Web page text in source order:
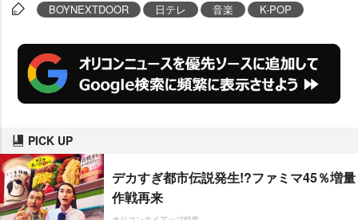
BOYNEXTDOOR 日テレ 音楽 K-POP
PICK UP
デカすぎ都市伝説発生!?ファミマ45％増量
作戦再来